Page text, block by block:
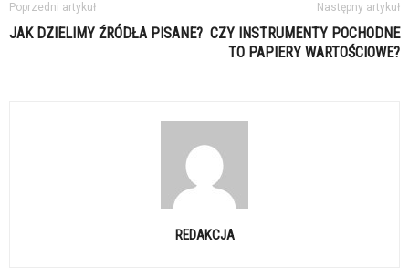
Poprzedni artykuł
JAK DZIELIMY ŹRÓDŁA PISANE?
Następny artykuł
CZY INSTRUMENTY POCHODNE
TO PAPIERY WARTOŚCIOWE?
REDAKCJA